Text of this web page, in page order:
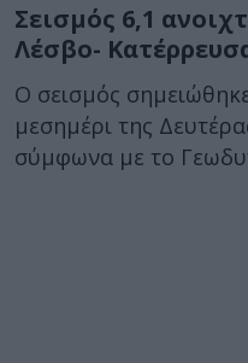
Σεισμός 6,1
Λέσβο-
Ο σεισμός
μεσημέρι της
σύμφωνα με το